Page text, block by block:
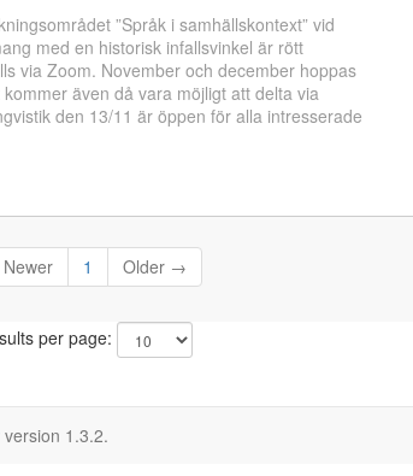
”Språk i samhällskontext” vid
med en historisk infallsvinkel är rött
via Zoom. November och december hoppas
även då vara möjligt att delta via
den 13/11 är öppen för alla intresserade
1 Older →
per page:
version 1.3.2.